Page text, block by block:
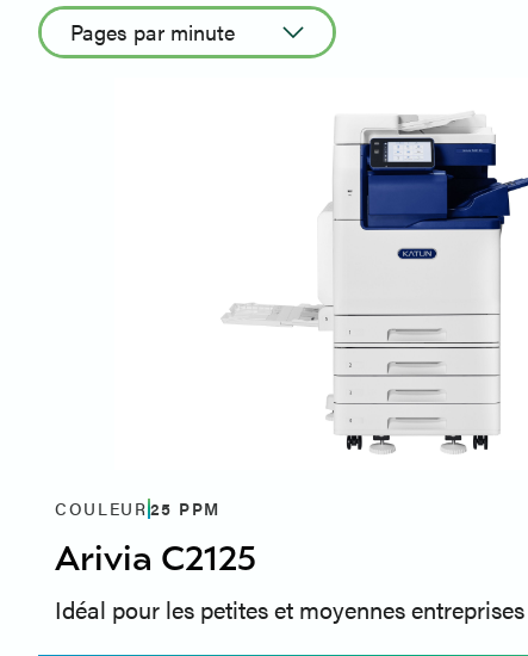
Pages par minute
COULEUR25 PPM
Arivia C2125
Idéal pour les petites et moyennes entreprises